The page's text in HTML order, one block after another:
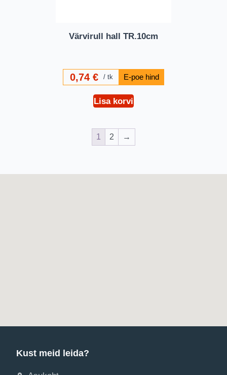
Värvirull hall TR.10cm
0,74€ tk
Lisa korvi
1 2 →
Kust meid leida?